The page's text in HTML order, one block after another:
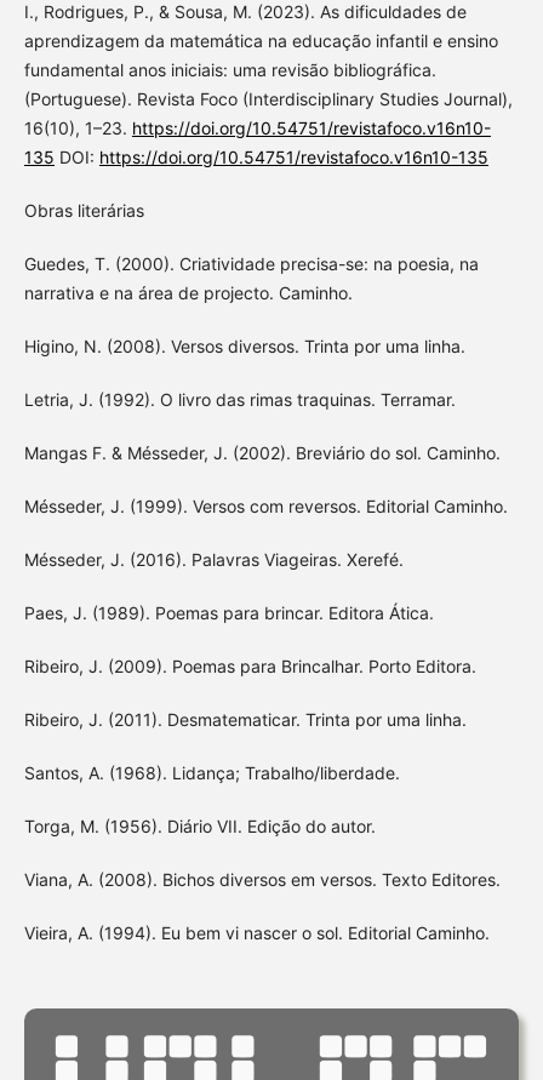
I., Rodrigues, P., & Sousa, M. (2023). As dificuldades de
aprendizagem da matemática na educação infantil e ensino
fundamental anos iniciais: uma revisão bibliográfica.
(Portuguese). Revista Foco (Interdisciplinary Studies Journal),
16(10), 1–23. https://doi.org/10.54751/revistafoco.v16n10-
135 DOI: https://doi.org/10.54751/revistafoco.v16n10-135
Obras literárias
Guedes, T. (2000). Criatividade precisa-se: na poesia, na
narrativa e na área de projecto. Caminho.
Higino, N. (2008). Versos diversos. Trinta por uma linha.
Letria, J. (1992). O livro das rimas traquinas. Terramar.
Mangas F. & Mésseder, J. (2002). Breviário do sol. Caminho.
Mésseder, J. (1999). Versos com reversos. Editorial Caminho.
Mésseder, J. (2016). Palavras Viageiras. Xerefé.
Paes, J. (1989). Poemas para brincar. Editora Ática.
Ribeiro, J. (2009). Poemas para Brincalhar. Porto Editora.
Ribeiro, J. (2011). Desmatematicar. Trinta por uma linha.
Santos, A. (1968). Lidança; Trabalho/liberdade.
Torga, M. (1956). Diário VII. Edição do autor.
Viana, A. (2008). Bichos diversos em versos. Texto Editores.
Vieira, A. (1994). Eu bem vi nascer o sol. Editorial Caminho.